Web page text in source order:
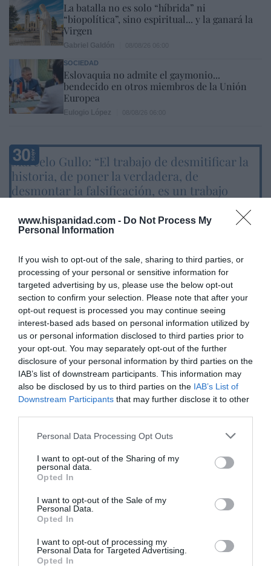
www.hispanidad.com - Do Not Process My
Personal Information
If you wish to opt-out of the sale, sharing to third parties, or
processing of your personal or sensitive information for
targeted advertising by us, please use the below opt-out
section to confirm your selection. Please note that after your
opt-out request is processed you may continue seeing
interest-based ads based on personal information utilized by
us or personal information disclosed to third parties prior to
your opt-out. You may separately opt-out of the further
disclosure of your personal information by third parties on the
IAB’s list of downstream participants. This information may
also be disclosed by us to third parties on the IAB’s List of
Downstream Participants that may further disclose it to other
Personal Data Processing Opt Outs
I want to opt-out of the Sharing of my
personal data.
Opted In
I want to opt-out of the Sale of my
Personal Data.
Opted In
I want to opt-out of processing my
Personal Data for Targeted Advertising.
Opted In
La batalla no es solo “híbrida” ni
“biopolítica”, sino espiritual... y la ganará la
Virgen
SOCIEDAD
Eslovaquia no admite el gaymonio...
bendecido en otros miembros de la Unión
Europea
Marcelo Gullo: “El trabajo de desmitificar la
historia, de poner la verdadera, de
desmontar la falsificación, es un trabajo
por Hispanidad
DIARIO DE LA CORRUPCIÓN SANCHISTA
Diario de la corrupción sanchista. Hazte
Oír se manifiesta delante de La Mareta:
“Pedro Sánchez es un criminal”
por Redacción
Artículos anteriores
Opinión
por Eulogio López